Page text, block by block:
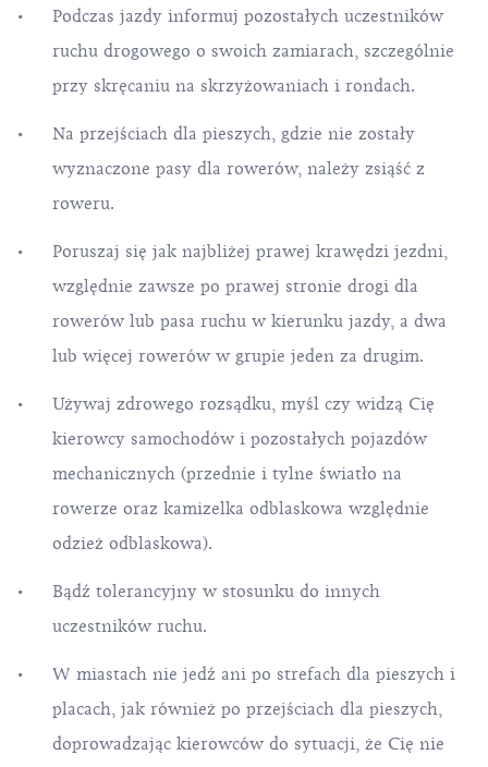
Podczas jazdy informuj pozostałych uczestników
ruchu drogowego o swoich zamiarach, szczególnie
przy skręcaniu na skrzyżowaniach i rondach.
Na przejściach dla pieszych, gdzie nie zostały
wyznaczone pasy dla rowerów, należy zsiąść z
roweru.
Poruszaj się jak najbliżej prawej krawędzi jezdni,
względnie zawsze po prawej stronie drogi dla
rowerów lub pasa ruchu w kierunku jazdy, a dwa
lub więcej rowerów w grupie jeden za drugim.
Używaj zdrowego rozsądku, myśl czy widzą Cię
kierowcy samochodów i pozostałych pojazdów
mechanicznych (przednie i tylne światło na
rowerze oraz kamizelka odblaskowa względnie
odzież odblaskowa).
Bądź tolerancyjny w stosunku do innych
uczestników ruchu.
W miastach nie jedź ani po strefach dla pieszych i
placach, jak również po przejściach dla pieszych,
doprowadzając kierowców do sytuacji, że Cię nie